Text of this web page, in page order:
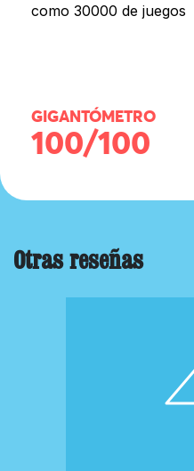
como 30000 de juegos
GIGANTÓMETRO
100/100
Otras reseñas